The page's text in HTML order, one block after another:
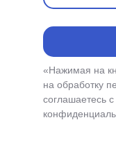
«Нажимая на
на обработку
соглашаетесь